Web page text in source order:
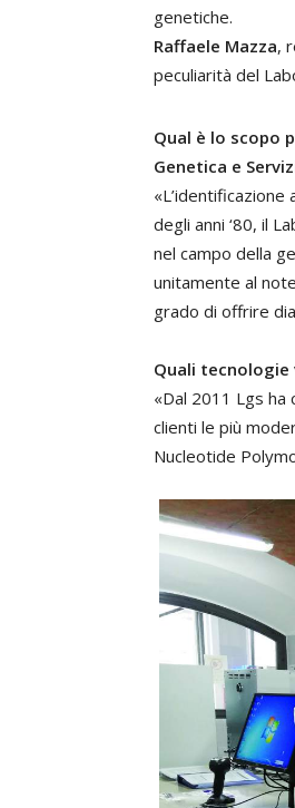
genetiche.
Raffaele Mazza,
peculiarità del
Qual è lo scopo
Genetica e
degli anni ‘80, il
nel campo della
unitamente al
grado di offrire
Quali tecnologie
«Dal 2011 Lgs ha
clienti le più
Nucleotide